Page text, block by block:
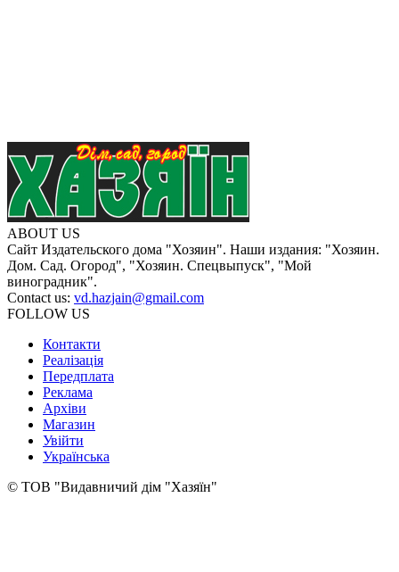
ABOUT US
Сайт Издательского дома "Хозяин". Наши издания: "Хозяин.
Дом. Сад. Огород", "Хозяин. Спецвыпуск", "Мой
виноградник".
Contact us: vd.hazjain@gmail.com
FOLLOW US
Контакти
Реалізація
Передплата
Реклама
Архіви
Магазин
Увійти
Українська
© ТОВ "Видавничий дім "Хазяїн"